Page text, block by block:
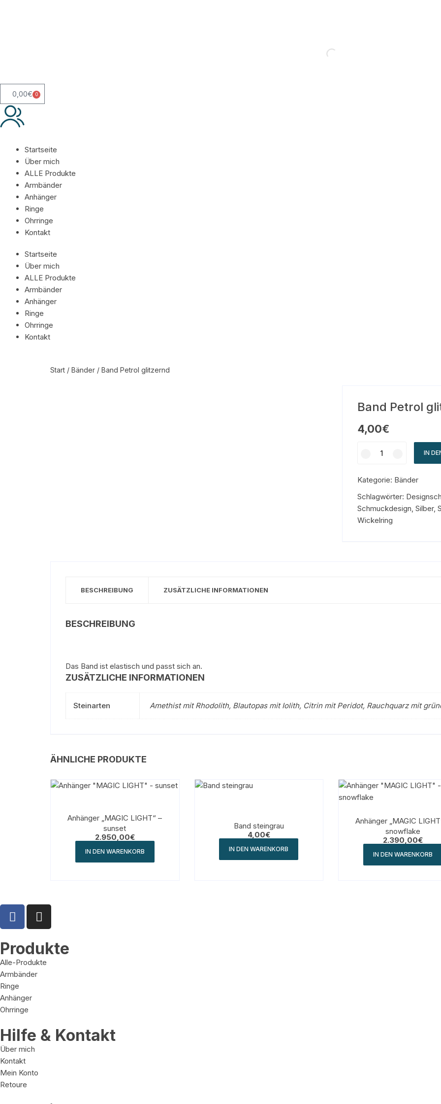
0,00€ 0
Startseite
Über mich
ALLE Produkte
Armbänder
Anhänger
Ringe
Ohrringe
Kontakt
Startseite
Über mich
ALLE Produkte
Armbänder
Anhänger
Ringe
Ohrringe
Kontakt
Start / Bänder / Band Petrol glitzernd
Band Petrol
4,00€
IN
Kategorie: Bänder
Schlagwörter:
Schmuckdesign, Silber,
Wickelring
BESCHREIBUNG ZUSÄTZLICHE INFORMATIONEN
BESCHREIBUNG
Das Band ist elastisch und passt sich an.
ZUSÄTZLICHE INFORMATIONEN
Steinarten Amethist mit Rhodolith, Blautopas mit Iolith, Citrin mit Peridot, Rauchquarz mit
ÄHNLICHE PRODUKTE
Anhänger „MAGIC LIGHT“ –
sunset
2.950,00€
IN DEN WARENKORB
Band steingrau
4,00€
IN DEN WARENKORB
Anhänger „MAGIC
snowflake
2.390,00€
IN DEN WARENKORB
Produkte
Alle-Produkte
Armbänder
Ringe
Anhänger
Ohrringe
Hilfe & Kontakt
Über mich
Kontakt
Mein Konto
Retoure